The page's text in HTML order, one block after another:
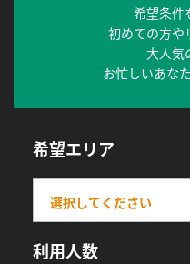
希望条件
初めての方や
大人気
お忙しいあな
希望エリア
利用人数